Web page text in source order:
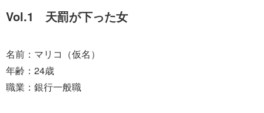
Vol.1 天罰が下った女
名前：マリコ（仮名）
年齢：24歳
職業：銀行一般職